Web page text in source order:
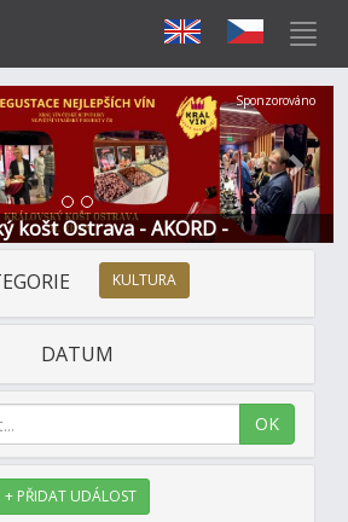
košt Ostrava - AKORD -
Další
Sponzorováno
KULTURA
DATUM
OK
+ PŘIDAT UDÁLOST